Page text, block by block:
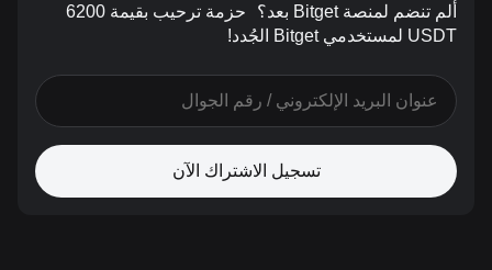
ألم تنضم لمنصة Bitget بعد؟
حزمة ترحيب بقيمة 6200
USDT لمستخدمي Bitget الجُدد!
تسجيل الاشتراك الآن